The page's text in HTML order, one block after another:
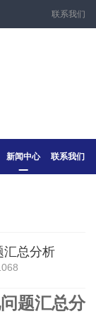
联系我们
新闻中心 联系我们
汇总分析
题汇总分